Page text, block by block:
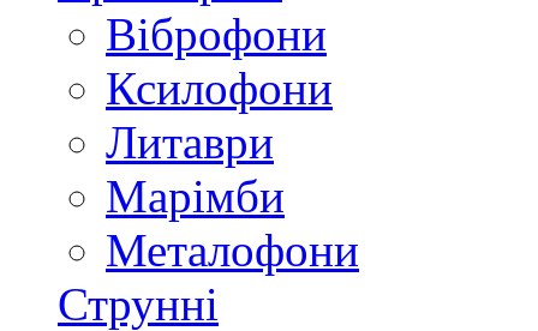
Віброфони
Ксилофони
Литаври
Марімби
Металофони
Струнні